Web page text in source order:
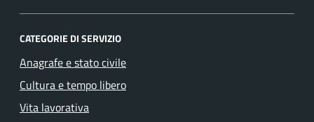
CATEGORIE DI SERVIZIO
Anagrafe e stato civile
Cultura e tempo libero
Vita lavorativa